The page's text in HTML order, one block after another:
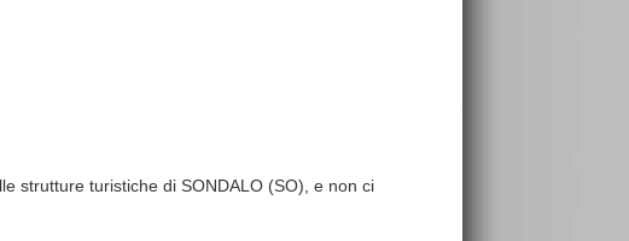
strutture turistiche di SONDALO (SO), e non ci